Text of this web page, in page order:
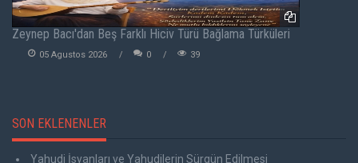
Zeynep Bacı'dan Beş Farklı Hiciv Türü Bağlama Türküleri
05 Agustos 2026 0 39
SON EKLENENLER
Yahudi İsyanları ve Yahudilerin Sürgün Edilmesi